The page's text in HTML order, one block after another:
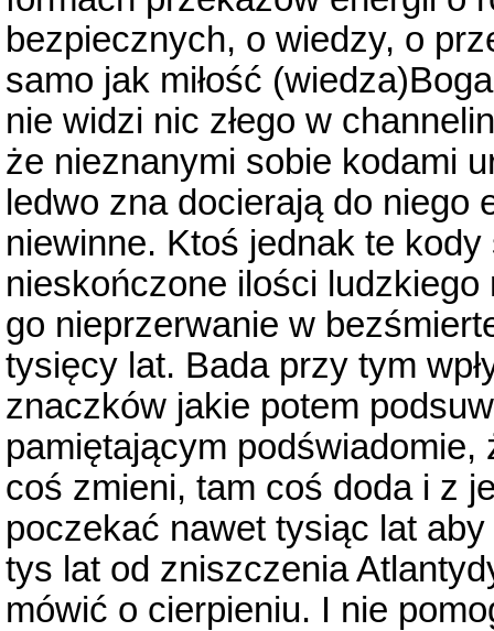
bezpiecznych, o wiedzy, o
samo jak miłość
nie widzi nic złego w
że nieznanymi sobie kodami
ledwo zna docierają do niego
niewinne. Ktoś jednak te
nieskończone ilości ludzkiego
go nieprzerwanie w
tysięcy lat. Bada przy tym
znaczków jakie potem
pamiętającym podświadomie,
coś zmieni, tam coś doda i z
poczekać nawet tysiąc lat aby
tys lat od zniszczenia
mówić o cierpieniu. I nie